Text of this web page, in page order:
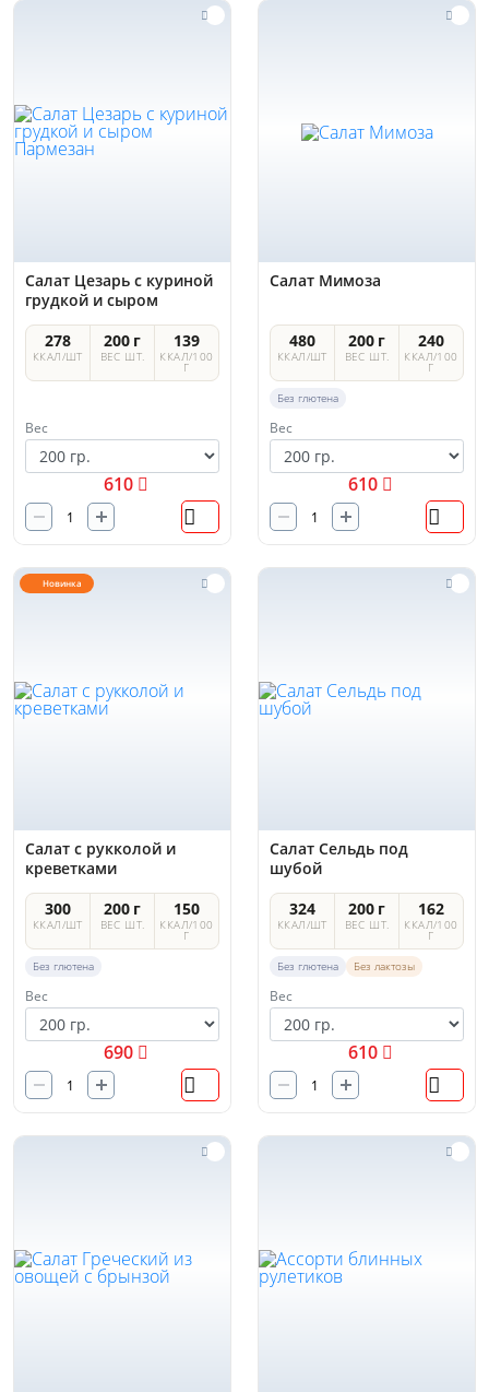
Салат Цезарь с куриной
грудкой и сыром
Пармезан
278
ККАЛ/ШТ
200 г
ВЕС ШТ.
139
ККАЛ/100
Г
Вес
610
Салат Мимоза
480
ККАЛ/ШТ
200 г
ВЕС ШТ.
240
ККАЛ/100
Г
Без глютена
Вес
610
Новинка
Салат с рукколой и
креветками
300
ККАЛ/ШТ
200 г
ВЕС ШТ.
150
ККАЛ/100
Г
Без глютена
Вес
690
Салат Сельдь под
шубой
324
ККАЛ/ШТ
200 г
ВЕС ШТ.
162
ККАЛ/100
Г
Без глютена Без лактозы
Вес
610